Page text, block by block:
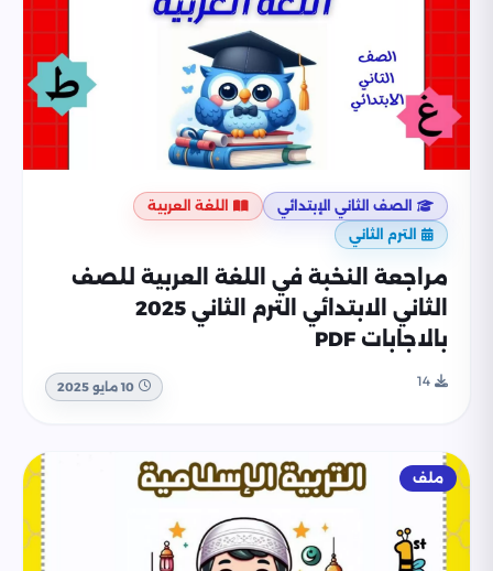
الصف الثاني الإبتدائي
اللغة العربية
الترم الثاني
مراجعة النخبة في اللغة العربية للصف
الثاني الابتدائي الترم الثاني 2025
بالاجابات PDF
14 10 مايو 2025
ملف